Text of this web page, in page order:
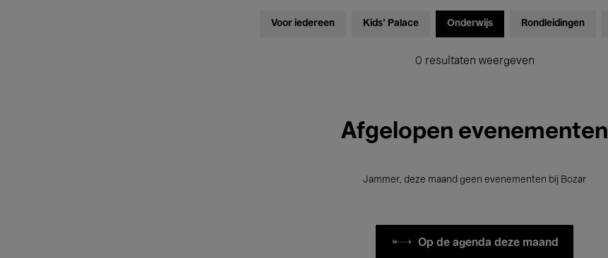
Voor iedereen Kids’ Palace Onderwijs Rondleidingen
0 resultaten weergeven
Afgelopen evenementen
Jammer, deze maand geen evenementen bij Bozar
Op de agenda deze maand